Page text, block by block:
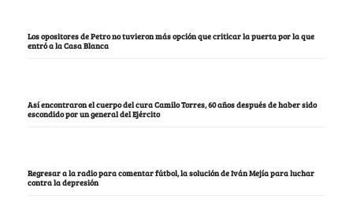
Los opositores de Petro no tuvieron más opción que criticar la puerta por la que
entró a la Casa Blanca
Así encontraron el cuerpo del cura Camilo Torres, 60 años después de haber sido
escondido por un general del Ejército
Regresar a la radio para comentar fútbol, la solución de Iván Mejía para luchar
contra la depresión